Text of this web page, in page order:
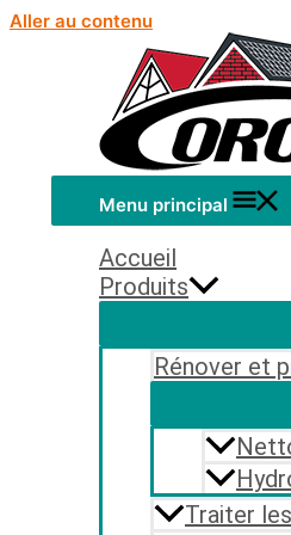
Aller au contenu
Menu principal
Accueil
Produits
Rénover et
Traiter